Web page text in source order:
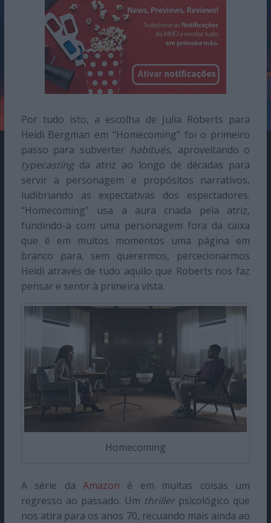
Por tudo isto, a escolha de Julia Roberts para
Heidi Bergman em “Homecoming” foi o primeiro
passo para subverter habitués, aproveitando o
typecastingda atriz ao longo de décadas para
servir a personagem e propósitos narrativos,
ludibriando as expectativas dos espectadores.
“Homecoming” usa a aura criada pela atriz,
fundindo-a com uma personagem fora da caixa
que é em muitos momentos uma página em
branco para, sem querermos, percecionarmos
Heidi através de tudo aquilo que Roberts nos faz
pensar e sentir à primeira vista.
Homecoming
A série daAmazon é em muitas coisas um
regresso ao passado. Um thriller psicológico que
nos atira para os anos 70, recuando mais ainda ao